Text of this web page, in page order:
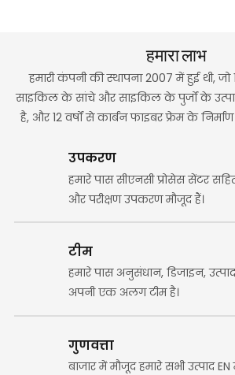
हमारा लाभ
हमारी कंपनी की स्थापना 2007 में हुई थी, जो
साइकिल के सांचे और साइकिल के पुर्जों के
है, और 12 वर्षों से कार्बन फाइबर फ्रेम के निर्माण
उपकरण
हमारे पास सीएनसी प्रोसेस सेंटर
और परीक्षण उपकरण मौजूद हैं।
टीम
हमारे पास अनुसंधान, डिजाइन,
अपनी एक अलग टीम है।
गुणवत्ता
बाजार में मौजूद हमारे सभी उत्पाद